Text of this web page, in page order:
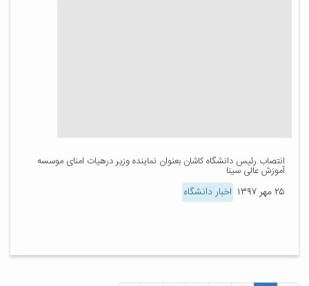
انتصاب رئیس دانشگاه کاشان بعنوان نماینده وزیر درهیات امنای موسسه
آموزش عالی سینا
۲۵ مهر ۱۳۹۷ اخبار دانشگاه